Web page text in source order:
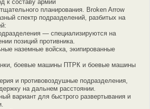
к составу армии
планирования. Broken Arrow
спектр подразделений, разбитых на
— специализируются на
позиций противника.
наземные войска, экипированные
боевые машины ПТРК и боевые машины
и противовоздушные подразделения,
на дальнем расстоянии.
вариант для быстрого развертывания и